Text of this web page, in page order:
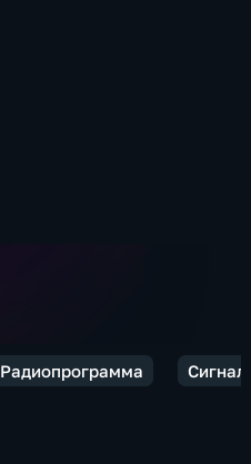
Радиопрограмма